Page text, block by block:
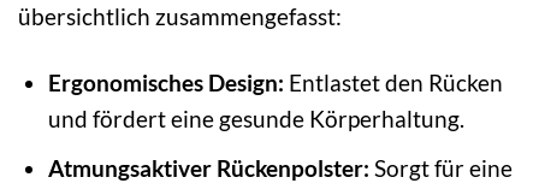
übersichtlich zusammengefasst:
Ergonomisches Design: Entlastet den Rücken
und fördert eine gesunde Körperhaltung.
Atmungsaktiver Rückenpolster: Sorgt für eine